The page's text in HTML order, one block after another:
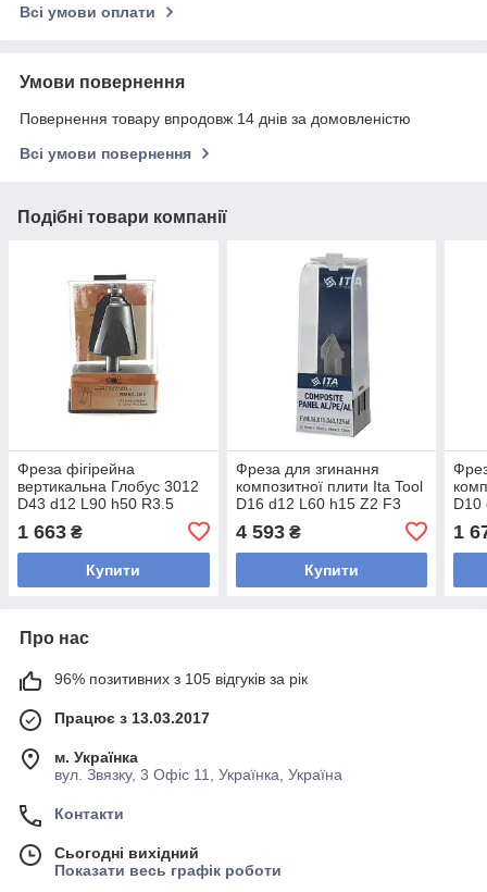
Всі умови оплати
Умови повернення
Повернення товару впродовж 14 днів за домовленістю
Всі умови повернення
Подібні товари компанії
Фреза фігірейна
вертикальна Глобус 3012
D43 d12 L90 h50 R3.5
1 663 ₴
Купити
Фреза для згинання
композитної плити Ita Tool
D16 d12 L60 h15 Z2 F3
(FVH.16.015.060.12RaE)
4 593₴
Купити
D10
1
Про нас
96% позитивних з 105 відгуків за рік
Працює з 13.03.2017
м. Українка
вул. Звязку, 3 Офіс 11, Українка, Україна
Контакти
Сьогодні вихідний
Показати весь графік роботи